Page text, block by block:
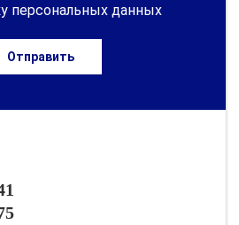
персональных данных
Отправить